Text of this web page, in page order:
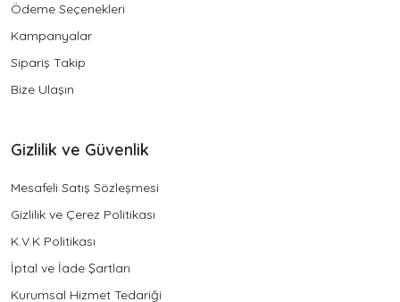
Ödeme Seçenekleri
Kampanyalar
Sipariş Takip
Bize Ulaşın
Gizlilik ve Güvenlik
Mesafeli Satış Sözleşmesi
Gizlilik ve Çerez Politikası
K.V.K Politikası
İptal ve İade Şartları
Kurumsal Hizmet Tedariği